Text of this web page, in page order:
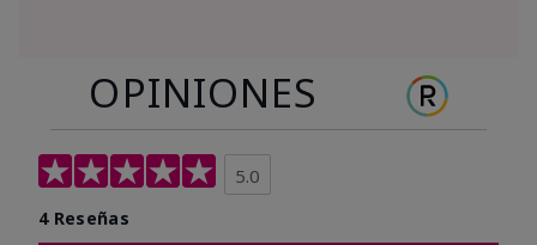
OPINIONES
5.0
4 Reseñas